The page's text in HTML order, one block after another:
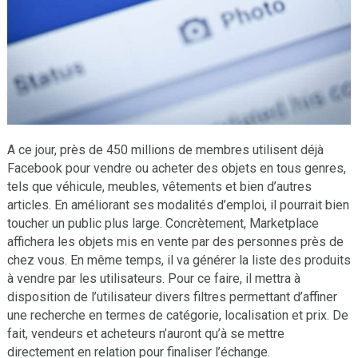
A ce jour, près de 450 millions de membres utilisent déjà
Facebook pour vendre ou acheter des objets en tous genres,
tels que véhicule, meubles, vêtements et bien d’autres
articles. En améliorant ses modalités d’emploi, il pourrait bien
toucher un public plus large. Concrètement, Marketplace
affichera les objets mis en vente par des personnes près de
chez vous. En même temps, il va générer la liste des produits
à vendre par les utilisateurs. Pour ce faire, il mettra à
disposition de l’utilisateur divers filtres permettant d’affiner
une recherche en termes de catégorie, localisation et prix. De
fait, vendeurs et acheteurs n’auront qu’à se mettre
directement en relation pour finaliser l’échange.